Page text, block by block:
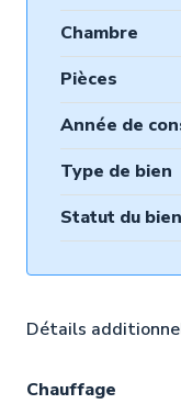
Chambre
Pièces
Année de
Type de bien
Statut du bien
Détails
Chauffage